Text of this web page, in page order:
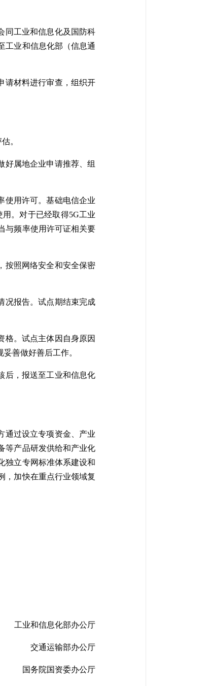
同工业和信息化及国防科
工业和信息化部（信息通
请材料进行审查，组织开
。
好属地企业申请推荐、组
使用许可。基础电信企业
。对于已经取得5G工业
与频率使用许可证相关要
按照网络安全和安全保密
况报告。试点期结束完成
格。试点主体因自身原因
善做好善后工作。
后，报送至工业和信息化
通过设立专项资金、产业
等产品研发供给和产业化
独立专网标准体系建设和
，加快在重点行业领域复
工业和信息化部办公厅
交通运输部办公厅
国务院国资委办公厅